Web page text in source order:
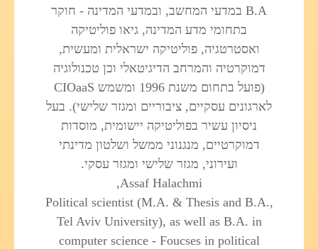
B.A במדעי המחשב, ובמדעי המדינה - חוקר
בתחומי מדע המדינה, גיאו פוליטיקה
ואסטרטגיה, פוליטיקה ישראלית ומעשית,
דמוקרטיה והמרחב הדיגיטאלי וכן טכנולוגיה
(פועל בתחום משנת 1996 ומשמש CIOaaS
לארגונים עסקיים, ציבוריים ומגזר שלישי). בעל
ניסיון עשיר בפוליטיקה יישומית, מוסדות
דמוקרטיים, מנגנוני ממשל ושלטון מדינתי
ועירוני, מגזר שלישי ומגזר עסקי.
Assaf Halachmi,
Political scientist (M.A. & Thesis and B.A.,
Tel Aviv University), as well as B.A. in
computer science - Foucses in political